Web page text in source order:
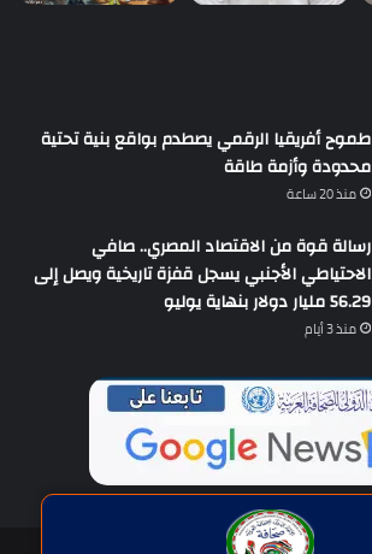
طموح أفريقيا الرقمي يصطدم بواقع بنية تحتية
محدودة وأزمة طاقة
منذ 20 ساعة
رسالة قوة من الاقتصاد المصري.. صافي
الاحتياطي الأجنبي يسجل قفزة تاريخية ويصل إلى
56.29 مليار دولار بنهاية يوليو
منذ 3 أيام